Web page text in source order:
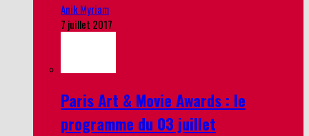
Anik Myriam
7 juillet 2017
Paris Art & Movie Awards : le
programme du 03 juillet